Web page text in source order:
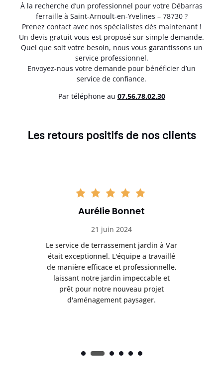
À la recherche d’un professionnel pour votre Débarras
ferraille à Saint-Arnoult-en-Yvelines – 78730 ?
Prenez contact avec nos spécialistes dès maintenant !
Un devis gratuit vous est proposé sur simple demande.
Quel que soit votre besoin, nous vous garantissons un
service professionnel.
Envoyez-nous votre demande pour bénéficier d’un
service de confiance.
Par téléphone au 07.56.78.02.30
Les retours positifs de nos clients
Aurélie Bonnet
21 juin 2024
Le service de terrassement jardin à Var
était exceptionnel. L'équipe a travaillé
de manière efficace et professionnelle,
laissant notre jardin impeccable et
prêt pour notre nouveau projet
d'aménagement paysager.